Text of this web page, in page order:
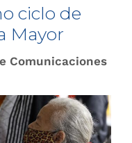
ciclo de
Mayor
Comunicaciones